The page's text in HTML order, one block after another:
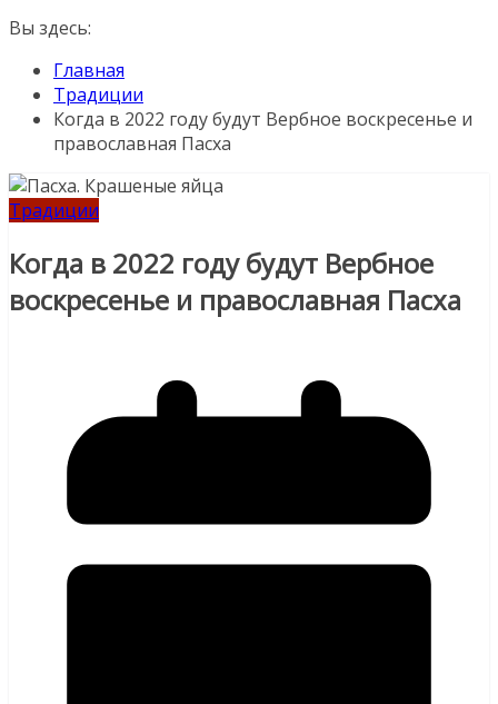
Вы здесь:
Главная
Традиции
Когда в 2022 году будут Вербное воскресенье и
православная Пасха
Традиции
Когда в 2022 году будут Вербное
воскресенье и православная Пасха